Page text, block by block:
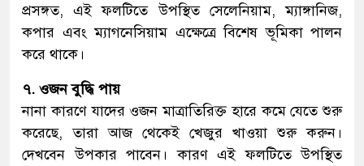
প্রসঙ্গত, এই ফলটিতে উপস্থিত সেলেনিয়াম, ম্যাঙ্গানিজ,
কপার এবং ম্যাগনেসিয়াম এক্ষেত্রে বিশেষ ভূমিকা পালন
করে থাকে।
৭. ওজন বুদ্ধি পায়
নানা কারণে যাদের ওজন মাত্রাতিরিক্ত হারে কমে যেতে শুরু
করেছে, তারা আজ থেকেই খেজুর খাওয়া শুরু করুন।
দেখবেন উপকার পাবেন। কারণ এই ফলটিতে উপস্থিত